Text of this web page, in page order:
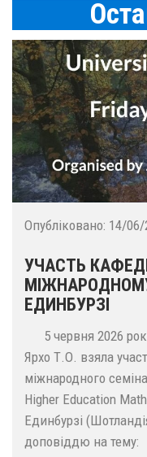
Опубліковано: 14/06/
УЧАСТЬ
МІЖНАРОДНОМУ
ЕДИНБУРЗІ
5 червня 2026
Ярхо Т.О. взяла
міжнародного
Higher Education
Единбурзі
доповіддю на тему: